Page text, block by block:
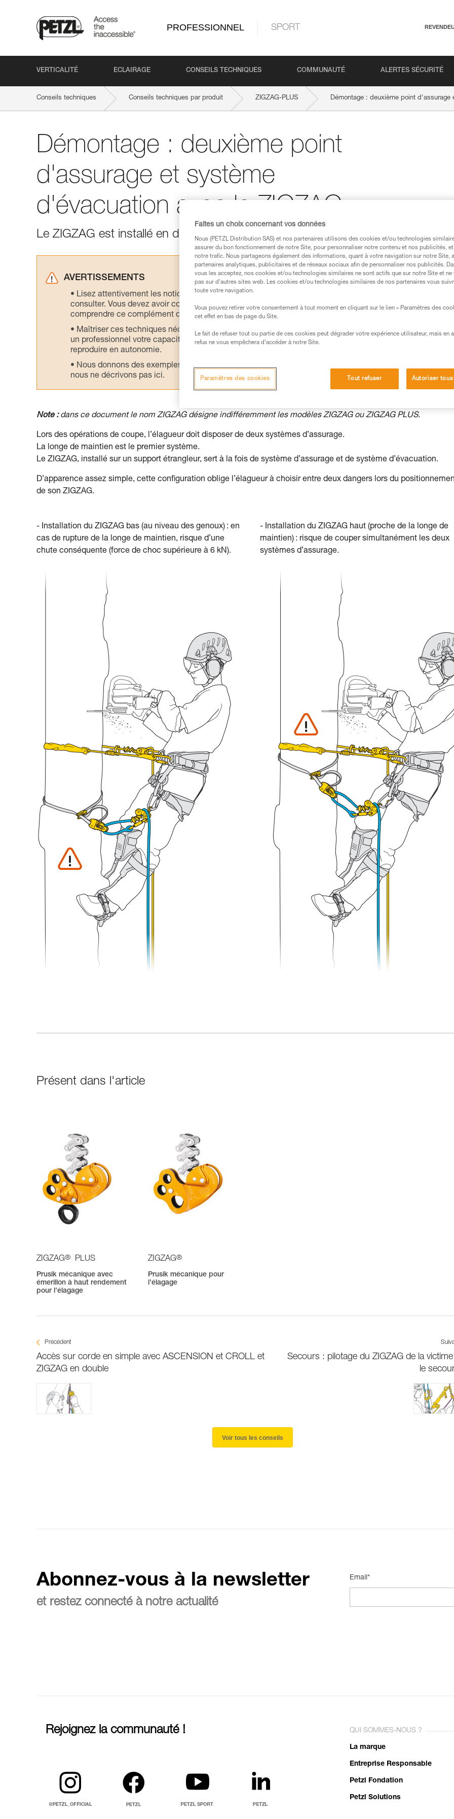
PROFESSIONNEL SPORT
VERTICALITÉ ECLAIRAGE CONSEILS TECHNIQUES COMMUNAUTÉ ALERTES SÉCURITÉ
Conseils techniques Conseils techniques par produit ZIGZAG-PLUS Démontage : deuxième point
Démontage : deuxième point
d'assurage et système
d'évacuation avec le ZIGZAG
Le ZIGZAG est installé en double sur une fausse fourche étrangleuse.
AVERTISSEMENTS
Lisez attentivement les notices techniques des produits utilisés dans ce conseil avant de le
consulter. Vous devez avoir compris les informations de la notice technique pour pouvoir
comprendre ce complément d’informations.
Maîtriser ces techniques nécessite une formation et un entraînement spécifique. Validez avec
un professionnel votre capacité à refaire la manipulation, seul, en toute sécurité, avant de la
reproduire en autonomie.
Nous donnons des exemples de techniques liées à votre activité. Il peut en exister d’autres que
nous ne décrivons pas ici.
Note :dans ce document le nom ZIGZAG désigne indifféremment les modèles ZIGZAG ou ZIGZAG PLUS.
Lors des opérations de coupe, l’élagueur doit disposer de deux systèmes d’assurage.
La longe de maintien est le premier système.
Le ZIGZAG, installé sur un support étrangleur, sert à la fois de système d’assurage et de système d’évacuation.
D’apparence assez simple, cette configuration oblige l’élagueur à choisir entre deux dangers lors du
de son ZIGZAG.
- Installation du ZIGZAG bas (au niveau des genoux) : en
cas de rupture de la longe de maintien, risque d’une
chute conséquente (force de choc supérieure à 6 kN).
- Installation du ZIGZAG haut (proche de la longe de
maintien) : risque de couper simultanément les deux
systèmes d’assurage.
Présent dans l'article
ZIGZAG® PLUS
Prusik mécanique avec
émerillon à haut rendement
pour l’élagage
ZIGZAG®
Prusik mécanique pour
l’élagage
Précédent
Accès sur corde en simple avec ASCENSION et CROLL et
ZIGZAG en double
Secours : pilotage du ZIGZAG de la
le
Voir tous les conseils
Abonnez-vous à la newsletter
et restez connecté à notre actualité
Email*
Rejoignez la communauté ! QUI SOMMES-NOUS ?
La marque
Entreprise Responsable
Petzl Fondation
Petzl Solutions
Faites un choix concernant vos données
Nous (PETZL Distribution SAS) et nos partenaires utilisons des cookies et/ou technologies
assurer du bon fonctionnement de notre Site, pour personnaliser notre contenu et nos publicités,
notre trafic. Nous partageons également des informations, quant à votre navigation sur notre Site,
partenaires analytiques, publicitaires et de réseaux sociaux afin de personnaliser nos publicités.
vous les acceptez, nos cookies et/ou technologies similaires ne sont actifs que sur notre Site et ne
pas sur d’autres sites web. Les cookies et/ou technologies similaires de nos partenaires vous
toute votre navigation.
Vous pouvez retirer votre consentement à tout moment en cliquant sur le lien « Paramètres des
cet effet en bas de page du Site.
Le fait de refuser tout ou partie de ces cookies peut dégrader votre expérience utilisateur, mais en
refus ne vous empêchera d’accéder à notre Site.
Tout refuser Autoriser
Paramètres des cookies